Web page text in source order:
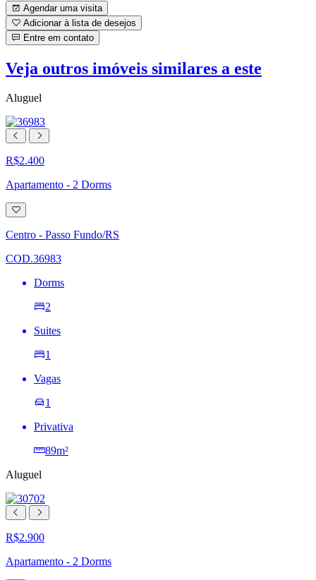
Agendar uma visita
Adicionar à lista de desejos
Entre em contato
Veja outros imóveis similares a este
Aluguel
R$2.400
Apartamento - 2 Dorms
Adicionar
à
lista
de
Centro - Passo Fundo/RS
COD.36983
Dorms
2
Suites
1
Vagas
1
Privativa
89m²
Aluguel
R$2.900
Apartamento - 2 Dorms